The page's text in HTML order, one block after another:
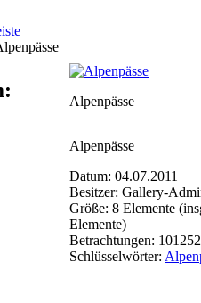
Alpenpässe
Alpenpässe
Datum: 04.07.2011
Besitzer: Gallery-
Größe: 8 Elemente
Elemente)
Betrachtungen: 101252
Schlüsselwörter: